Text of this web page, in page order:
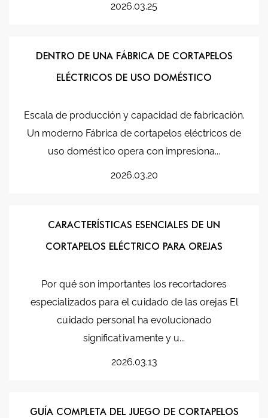
2026.03.25
DENTRO DE UNA FÁBRICA DE CORTAPELOS
ELÉCTRICOS DE USO DOMÉSTICO
Escala de producción y capacidad de fabricación.
Un moderno Fábrica de cortapelos eléctricos de
uso doméstico opera con impresiona...
2026.03.20
CARACTERÍSTICAS ESENCIALES DE UN
CORTAPELOS ELÉCTRICO PARA OREJAS
Por qué son importantes los recortadores
especializados para el cuidado de las orejas El
cuidado personal ha evolucionado
significativamente y u...
2026.03.13
GUÍA COMPLETA DEL JUEGO DE CORTAPELOS